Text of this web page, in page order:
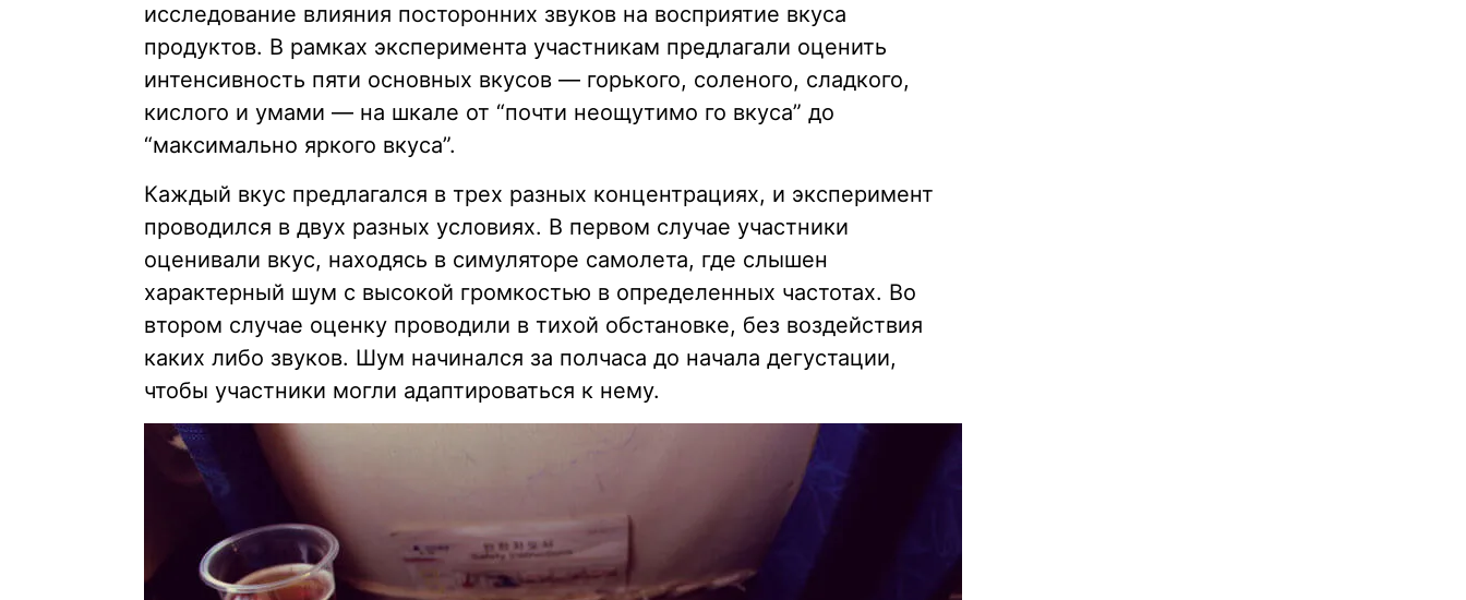
исследование влияния посторонних звуков на восприятие вкуса
продуктов. В рамках эксперимента участникам предлагали оценить
интенсивность пяти основных вкусов — горького, соленого, сладкого,
кислого и умами — на шкале от “почти неощутимо го вкуса” до
“максимально яркого вкуса”.
Каждый вкус предлагался в трех разных концентрациях, и эксперимент
проводился в двух разных условиях. В первом случае участники
оценивали вкус, находясь в симуляторе самолета, где слышен
характерный шум с высокой громкостью в определенных частотах. Во
втором случае оценку проводили в тихой обстановке, без воздействия
каких либо звуков. Шум начинался за полчаса до начала дегустации,
чтобы участники могли адаптироваться к нему.